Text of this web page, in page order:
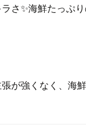
さ✨海鮮たっぷ
が強くなく、海